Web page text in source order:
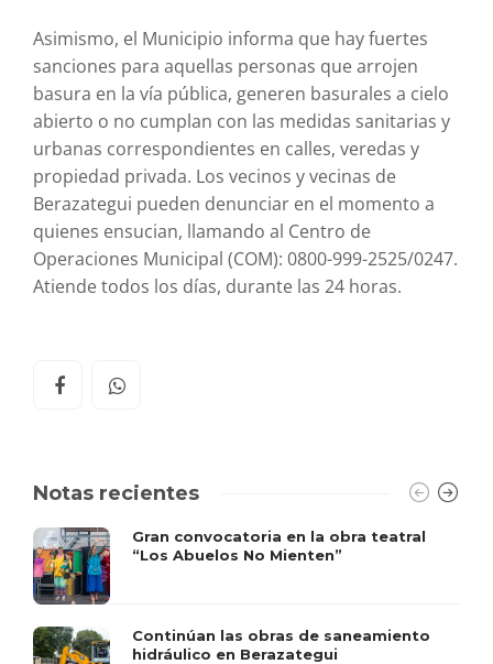
Asimismo, el Municipio informa que hay fuertes
sanciones para aquellas personas que arrojen
basura en la vía pública, generen basurales a cielo
abierto o no cumplan con las medidas sanitarias y
urbanas correspondientes en calles, veredas y
propiedad privada. Los vecinos y vecinas de
Berazategui pueden denunciar en el momento a
quienes ensucian, llamando al Centro de
Operaciones Municipal (COM): 0800-999-2525/0247.
Atiende todos los días, durante las 24 horas.
Notas recientes
Gran convocatoria en la obra teatral
“Los Abuelos No Mienten”
Continúan las obras de saneamiento
hidráulico en Berazategui